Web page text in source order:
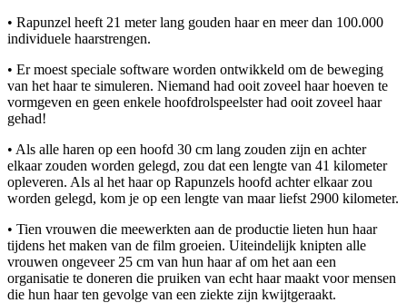
• Rapunzel heeft 21 meter lang gouden haar en meer dan 100.000
individuele haarstrengen.
• Er moest speciale software worden ontwikkeld om de beweging
van het haar te simuleren. Niemand had ooit zoveel haar hoeven te
vormgeven en geen enkele hoofdrolspeelster had ooit zoveel haar
gehad!
• Als alle haren op een hoofd 30 cm lang zouden zijn en achter
elkaar zouden worden gelegd, zou dat een lengte van 41 kilometer
opleveren. Als al het haar op Rapunzels hoofd achter elkaar zou
worden gelegd, kom je op een lengte van maar liefst 2900 kilometer.
• Tien vrouwen die meewerkten aan de productie lieten hun haar
tijdens het maken van de film groeien. Uiteindelijk knipten alle
vrouwen ongeveer 25 cm van hun haar af om het aan een
organisatie te doneren die pruiken van echt haar maakt voor mensen
die hun haar ten gevolge van een ziekte zijn kwijtgeraakt.